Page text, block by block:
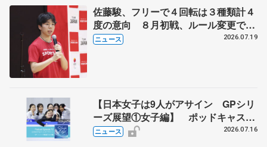
佐藤駿、フリーで４回転は３種類計４
度の意向 ８月初戦、ルール変更で
「点数の出方確認したい」
ニュース 2026.07.19
【日本女子は9人がアサイン GPシリ
ーズ展望①女子編】 ポッドキャスト
#72を配信
ニュース 2026.07.16